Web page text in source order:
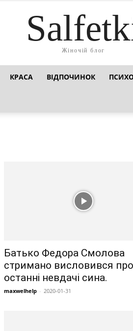
Жіночій блог
КРАСА ВІДПОЧИНОК
Батько Федора Смолова
стримано висловився про
останні невдачі сина.
maxwelhelp - 2020-01-31